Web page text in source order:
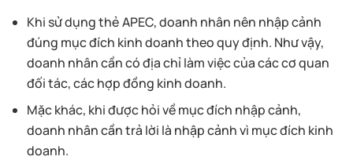
Khi sử dụng thẻ APEC, doanh nhân nên nhập cảnh
đúng mục đích kinh doanh theo quy định. Như vậy,
doanh nhân cần có địa chỉ làm việc của các cơ quan
đối tác, các hợp đồng kinh doanh.
Mặc khác, khi được hỏi về mục đích nhập cảnh,
doanh nhân cần trả lời là nhập cảnh vì mục đích kinh
doanh.